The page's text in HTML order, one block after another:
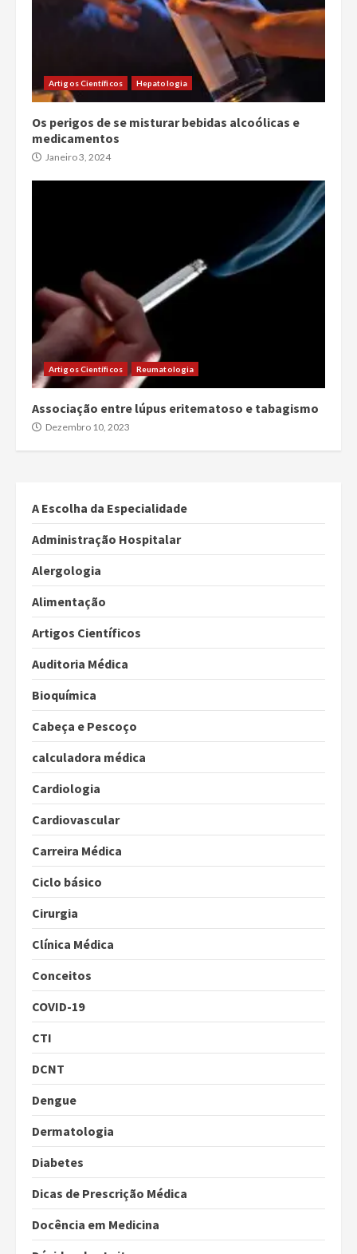
Artigos Científicos Hepatologia
Os perigos de se misturar bebidas alcoólicas e
medicamentos
Janeiro 3, 2024
Artigos Científicos Reumatologia
Associação entre lúpus eritematoso e tabagismo
Dezembro 10, 2023
A Escolha da Especialidade
Administração Hospitalar
Alergologia
Alimentação
Artigos Científicos
Auditoria Médica
Bioquímica
Cabeça e Pescoço
calculadora médica
Cardiologia
Cardiovascular
Carreira Médica
Ciclo básico
Cirurgia
Clínica Médica
Conceitos
COVID-19
CTI
DCNT
Dengue
Dermatologia
Diabetes
Dicas de Prescrição Médica
Docência em Medicina